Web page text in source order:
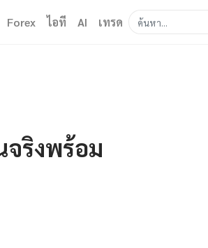
Forex ไอที AI เทรด
จริงพร้อม